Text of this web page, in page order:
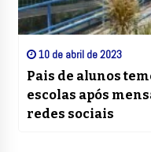
10 de abril de 2023
Pais de alunos
escolas após
redes sociais